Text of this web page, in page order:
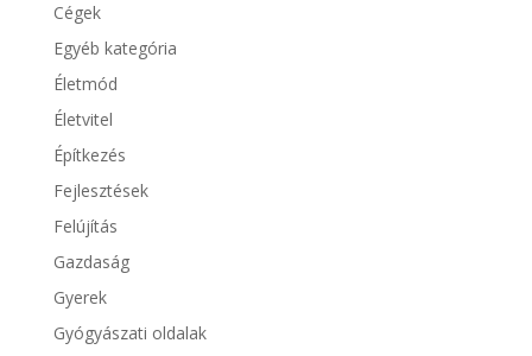
Cégek
Egyéb kategória
Életmód
Életvitel
Építkezés
Fejlesztések
Felújítás
Gazdaság
Gyerek
Gyógyászati oldalak